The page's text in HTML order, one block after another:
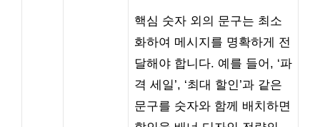
핵심 숫자 외의 문구는 최소
화하여 메시지를 명확하게 전
달해야 합니다. 예를 들어, ‘파
격 세일’, ‘최대 할인’과 같은
문구를 숫자와 함께 배치하면